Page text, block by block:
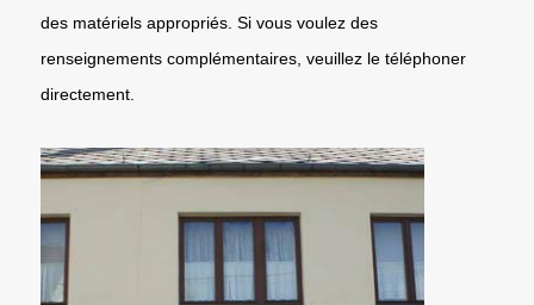
des matériels appropriés. Si vous voulez des
renseignements complémentaires, veuillez le téléphoner
directement.